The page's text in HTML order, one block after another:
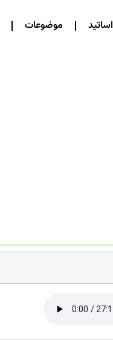
اساتید موضوعات